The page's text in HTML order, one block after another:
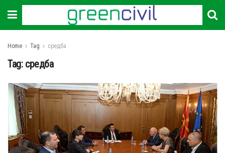
Home Tag средба
Tag: средба